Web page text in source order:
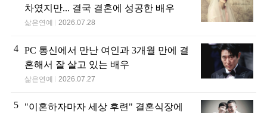
차였지만... 결국 결혼에 성공한 배우
삶은연예 2026.07.28
4 PC 통신에서 만난 여인과 3개월 만에 결
혼해서 잘 살고 있는 배우
삶은연예 2026.07.27
5
"이혼하자마자 세상 후련" 결혼식장에